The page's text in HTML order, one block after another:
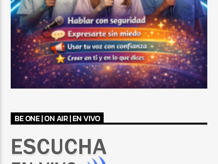
BE ONE | ON AIR | EN VIVO